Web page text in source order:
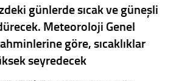
günlerde sıcak ve güneşli
Meteoroloji Genel
göre, sıcaklıklar
seyredecek